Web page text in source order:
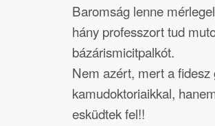
Baromság lenne
hány professzort tud
bázárismicitpalkót.
Nem azért, mert a fidesz
kamudoktoriaikkal,
esküdtek fel!!